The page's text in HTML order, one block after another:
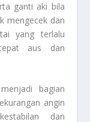
ganti aki bila
mengecek dan
yang terlalu
aus dan
bagian
angin
dan